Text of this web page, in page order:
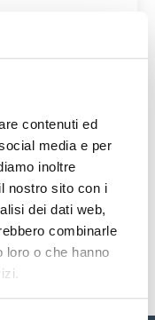
contenuti ed
media e per
inoltre
nostro sito con i
dei dati web,
combinarle
loro o che hanno
Prezzo
Acquista